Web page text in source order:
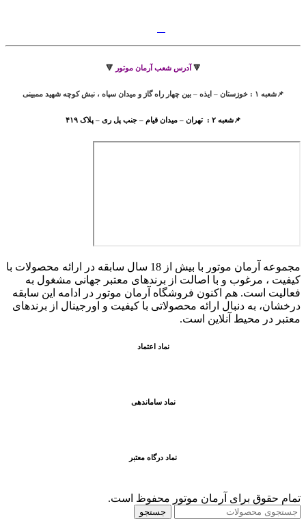
🔻 آدرس شعب آرمان موتور 🔻
📌شعبه ۱ : خوزستان – ایذه – بین چهار راه گاز و میدان سپاه ، نبش کوچه شهید ممبینی
📌شعبه ۲ : تهران – میدان قیام – جنب پل ری – پلاک ۴۱۹
مجموعه آرمان موتور با بیش از 18 سال سابقه در ارائه محصولات با
کيفيت ، مرغوب و با اصالت از برندهای معتبر جهانی مشغول به
فعاليت است. هم اکنون فروشگاه آرمان موتور در ادامه اين سابقه
درخشان، به دنبال ارائه محصولاتی با کيفيت و اورجينال از برندهای
معتبر در محيط آنلاين است.
نماد اعتماد
نماد ساماندهی
نماد درگاه معتبر
تمام حقوق برای آرمان موتور محفوظ است.
جستجو